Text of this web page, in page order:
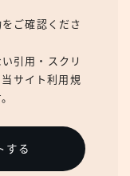
ご確認くださ
引用・スクリ
サイト利用規
する